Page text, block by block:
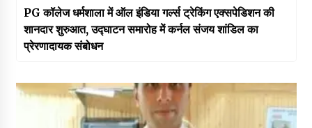
PG कॉलेज धर्मशाला में ऑल इंडिया गर्ल्स ट्रेकिंग एक्सपेडिशन की
शानदार शुरुआत, उद्घाटन समारोह में कर्नल संजय शांडिल का
प्रेरणादायक संबोधन